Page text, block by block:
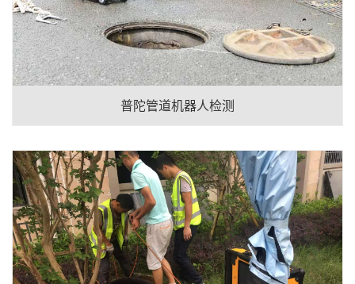
普陀管道机器人检测